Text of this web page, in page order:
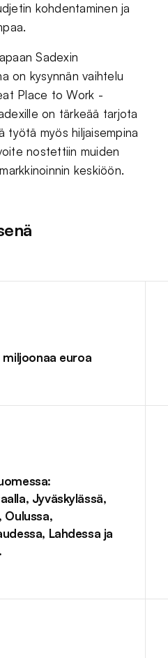
kohdentaminen ja
Sadexin
on kysynnän vaihtelu
Place to Work -
on tärkeää tarjota
työtä myös hiljaisempina
nostettiin muiden
keskiöön.
miljoonaa euroa
Jyväskylässä,
Oulussa,
Lahdessa ja